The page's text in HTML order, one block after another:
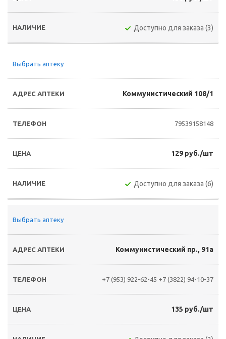
Доступно для заказа (3)
Выбрать аптеку
Коммунистический 108/1
79539158148
129 руб./шт
Доступно для заказа (6)
Выбрать аптеку
Коммунистический пр., 91а
+7 (953) 922-62-45 +7 (3822) 94-10-37
135 руб./шт